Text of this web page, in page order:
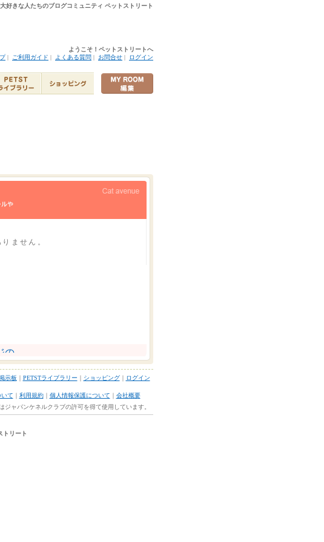
好きな人たちのブログコミュニティ ペットストリート
ようこそ！ペットストリートへ
| ご利用ガイド | よくある質問 | お問合せ | ログイン
ません。
示板 ｜ PETSTライブラリー ｜ ショッピング｜ ログイン
て ｜ 利用規約｜ 個人情報保護について ｜ 会社概要
ジャパンケネルクラブの許可を得て使用しています。
トリート